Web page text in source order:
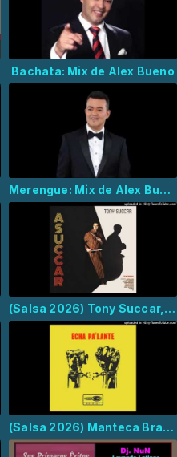
Bachata: Mix de Alex Bueno
Merengue: Mix de Alex Bueno
(Salsa 2026) Tony Succar, Gilberto Santa Rosa - Afincao
(Salsa 2026) Manteca Brava, El jilguero - Si Echo Pa´lante